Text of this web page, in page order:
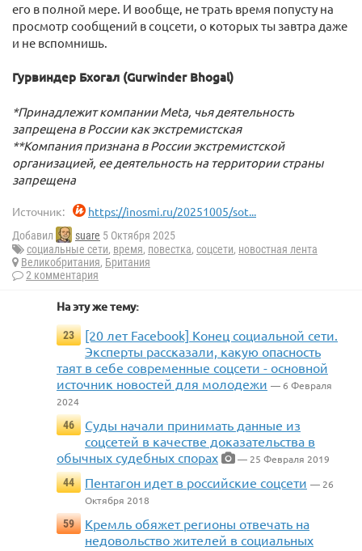
его в полной мере. И вообще, не трать время попусту на
просмотр сообщений в соцсети, о которых ты завтра даже
и не вспомнишь.
Гурвиндер Бхогал (Gurwinder Bhogal)
*Принадлежит компании Meta, чья деятельность
запрещена в России как экстремистская
**Компания признана в России экстремистской
организацией, ее деятельность на территории страны
запрещена
Источник: https://inosmi.ru/20251005/sot...
Добавил suare 5 Октября 2025
социальные сети, время, повестка, соцсети, новостная лента
Великобритания, Британия
2 комментария
На эту же тему:
23
[20 лет Facebook] Конец социальной сети.
Эксперты рассказали, какую опасность
таят в себе современные соцсети - основной
источник новостей для молодежи — 6 Февраля
2024
46
Суды начали принимать данные из
соцсетей в качестве доказательства в
обычных судебных спорах
— 25 Февраля 2019
44
Пентагон идет в российские соцсети — 26
Октября 2018
59
Кремль обяжет регионы отвечать на
недовольство жителей в социальных